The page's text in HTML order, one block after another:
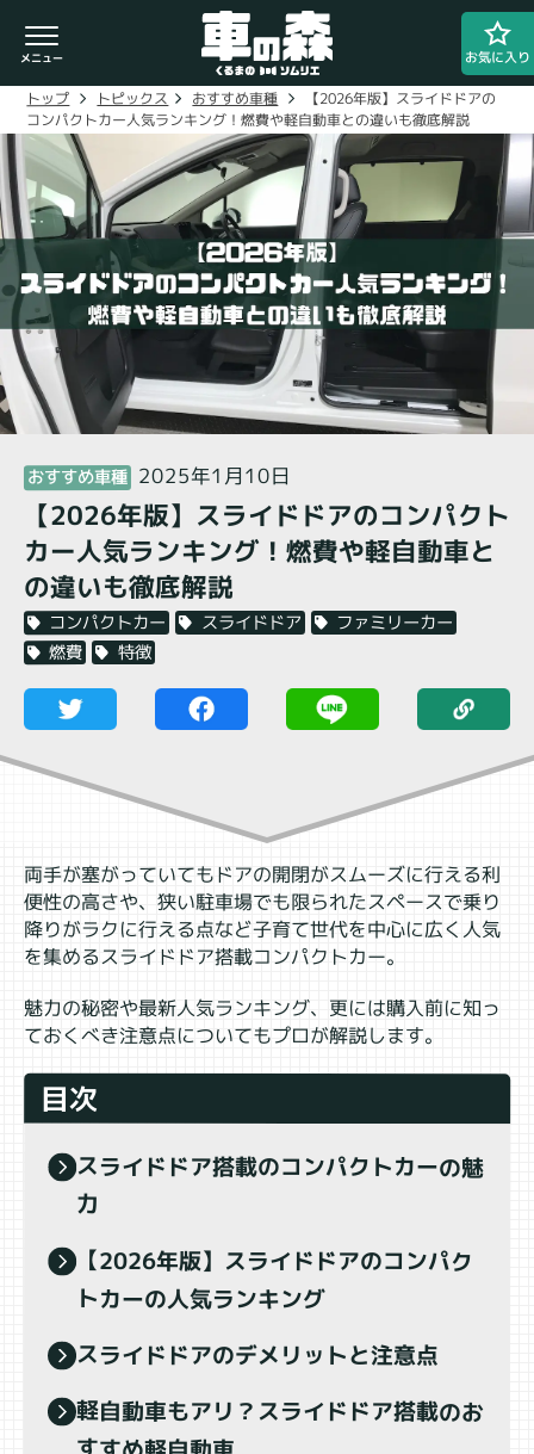
お気に入り
車検・整備のお問い合わせ
0800-080-1777
ご希望の店舗をタップしてください。
車の森
閉じる
トップ トピックス おすすめ車種 【2026年版】スライドドアの
コンパクトカー人気ランキング！燃費や軽自動車との違いも徹底解説
おすすめ車種 2025年1月10日
【2026年版】スライドドアのコンパクト
カー人気ランキング！燃費や軽自動車と
の違いも徹底解説
コンパクトカー スライドドア ファミリーカー
燃費 特徴
両手が塞がっていてもドアの開閉がスムーズに行える利
便性の高さや、狭い駐車場でも限られたスペースで乗り
降りがラクに行える点など子育て世代を中心に広く人気
を集めるスライドドア搭載コンパクトカー。
魅力の秘密や最新人気ランキング、更には購入前に知っ
ておくべき注意点についてもプロが解説します。
目次
スライドドア搭載のコンパクトカーの魅
力
【2026年版】スライドドアのコンパク
トカーの人気ランキング
スライドドアのデメリットと注意点
軽自動車もアリ？スライドドア搭載のお